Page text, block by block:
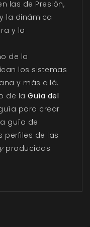
las de Presión,
la dinámica
y la
de la
los sistemas
y más allá.
de la Guía del
para crear
guía de
perfiles de las
producidas